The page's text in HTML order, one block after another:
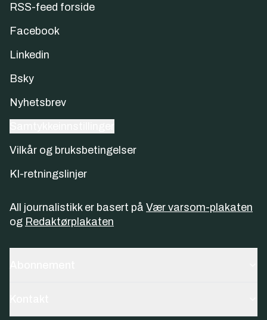
RSS-feed forside
Facebook
Linkedin
Bsky
Nyhetsbrev
Vilkår og bruksbetingelser
KI-retningslinjer
All journalistikk er basert på Vær varsom-plakaten
og Redaktørplakaten